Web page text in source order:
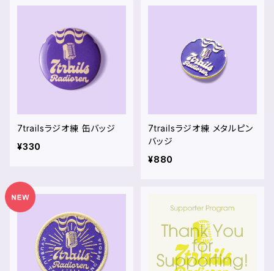
7trailsラジオ練 缶バッジ
¥330
7trailsラジオ練 メタルピン
バッジ
¥880